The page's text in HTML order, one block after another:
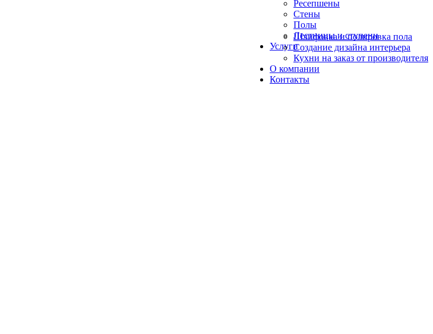
Ресепшены
Стены
Полы
Лестницы и ступени
Услуги
Шлифовка и полировка пола
Создание дизайна интерьера
Кухни на заказ от производителя
О компании
Контакты